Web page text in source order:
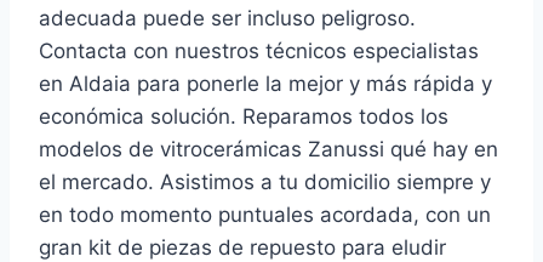
adecuada puede ser incluso peligroso.
Contacta con nuestros técnicos especialistas
en Aldaia para ponerle la mejor y más rápida y
económica solución. Reparamos todos los
modelos de vitrocerámicas Zanussi qué hay en
el mercado. Asistimos a tu domicilio siempre y
en todo momento puntuales acordada, con un
gran kit de piezas de repuesto para eludir